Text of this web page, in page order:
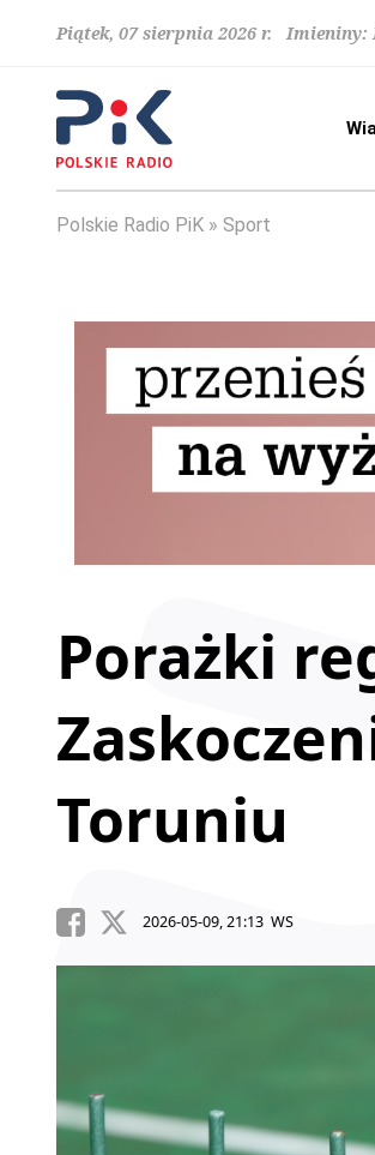
Piątek, 07 sierpnia 2026 r. Imieniny:
Polskie Radio PiK Sport
Porażki
Toruniu
2026-05-09, 21:13 WS